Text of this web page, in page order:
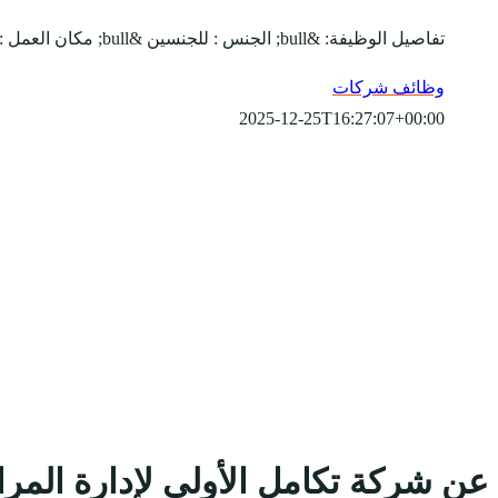
تفاصيل الوظيفة: &bull; الجنس : للجنسين &bull; مكان العمل : المنطقة الشرقية &bull; يبدأ التقديم بتاريخ 10-6-2020 &bull; ينتهي التقديم بتاريخ 10-7-2020 المسمى الو...
وظائف شركات
2025-12-25T16:27:07+00:00
عن شركة تكامل الأولى لإدارة